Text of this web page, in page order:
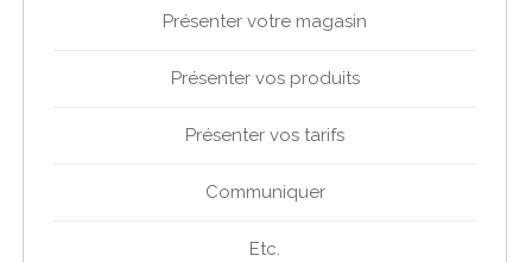
Présenter votre magasin
Présenter vos produits
Présenter vos tarifs
Communiquer
Etc.